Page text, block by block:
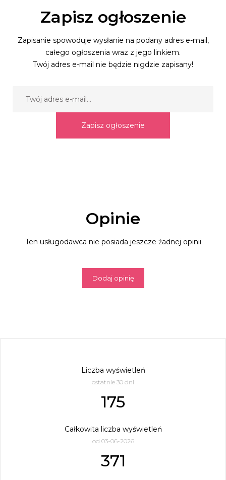
Zapisz ogłoszenie
Zapisanie spowoduje wysłanie na podany adres e-mail,
całego ogłoszenia wraz z jego linkiem.
Twój adres e-mail nie będzie nigdzie zapisany!
Zapisz ogłoszenie
Opinie
Ten usługodawca nie posiada jeszcze żadnej opinii
Dodaj opinię
Liczba wyświetleń
ostatnie 30 dni
175
Całkowita liczba wyświetleń
od 03-06-2026
371